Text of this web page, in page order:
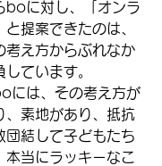
boに対し、「オンラ
提案できたのは、
考え方からぶれなか
ています。
には、その考え方が
、素地があり、抵抗
団結して子どもたち
本当にラッキーなこ